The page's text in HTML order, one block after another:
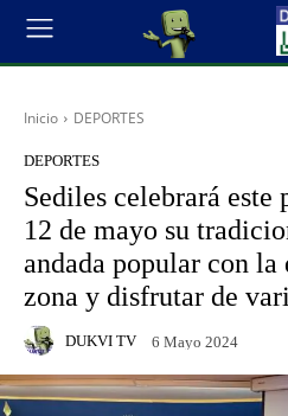
Inicio DEPORTES
DEPORTES
Sediles celebrará
12 de mayo su
andada popular con la
zona y disfrutar de
DUKVI TV 6 Mayo 2024